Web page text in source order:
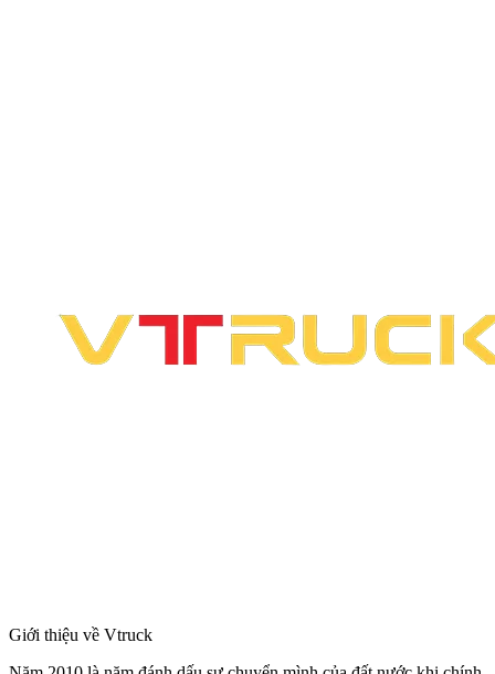
Giới thiệu về Vtruck